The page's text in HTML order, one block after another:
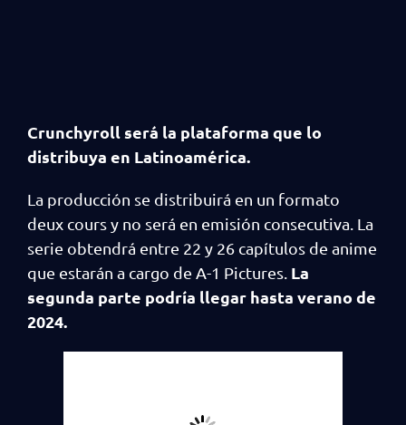
Crunchyroll será la plataforma que lo
distribuya en Latinoamérica.
La producción se distribuirá en un formato
deux cours y no será en emisión consecutiva. La
serie obtendrá entre 22 y 26 capítulos de anime
que estarán a cargo de A-1 Pictures. La
segunda parte podría llegar hasta verano de
2024.